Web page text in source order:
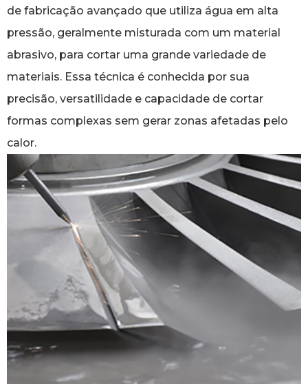
de fabricação avançado que utiliza água em alta
pressão, geralmente misturada com um material
abrasivo, para cortar uma grande variedade de
materiais. Essa técnica é conhecida por sua
precisão, versatilidade e capacidade de cortar
formas complexas sem gerar zonas afetadas pelo
calor.